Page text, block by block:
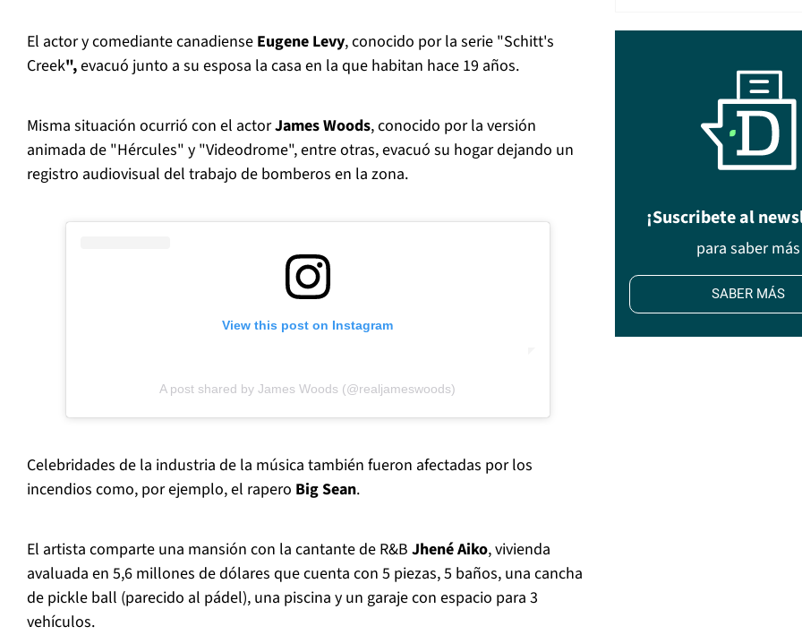
El actor y comediante canadiense Eugene Levy, conocido por la serie "Schitt's
Creek",evacuó junto a su esposa la casa en la que habitan hace 19 años.
Misma situación ocurrió con el actorJames Woods, conocido por la versión
animada de "Hércules" y "Videodrome", entre otras, evacuó su hogar dejando un
registro audiovisual del trabajo de bomberos en la zona.
View this post on Instagram
A post shared by James Woods (@realjameswoods)
Celebridades de la industria de la música también fueron afectadas por los
incendios como, por ejemplo, el rapero Big Sean.
El artista comparte una mansión con la cantante de R&B Jhené Aiko, vivienda
avaluada en 5,6 millones de dólares que cuenta con 5 piezas, 5 baños, una cancha
de pickle ball (parecido al pádel), una piscina y un garaje con espacio para 3
vehículos.
¡Suscribete al
para saber más
SABER MÁS